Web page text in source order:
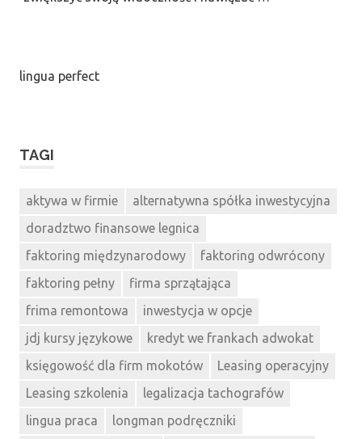
lingua perfect
TAGI
aktywa w firmie
alternatywna spółka inwestycyjna
doradztwo finansowe legnica
faktoring międzynarodowy
faktoring odwrócony
faktoring pełny
firma sprzątająca
frima remontowa
inwestycja w opcje
jdj kursy językowe
kredyt we frankach adwokat
księgowość dla firm mokotów
Leasing operacyjny
Leasing szkolenia
legalizacja tachografów
lingua praca
longman podręczniki